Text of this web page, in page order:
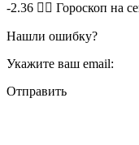
-2.36 🧙‍♀ Гороскоп на
Нашли ошибку?
Укажите ваш email:
Отправить